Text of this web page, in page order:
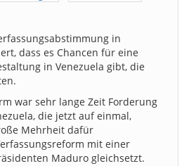
in
dass es Chancen für eine
in Venezuela gibt, die
war sehr lange Zeit Forderung
die jetzt auf einmal,
Mehrheit dafür
mit einer
Maduro gleichsetzt.